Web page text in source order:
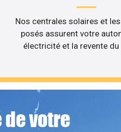
Nos centrales solaires et
posés assurent votre
électricité et la revente du
votre